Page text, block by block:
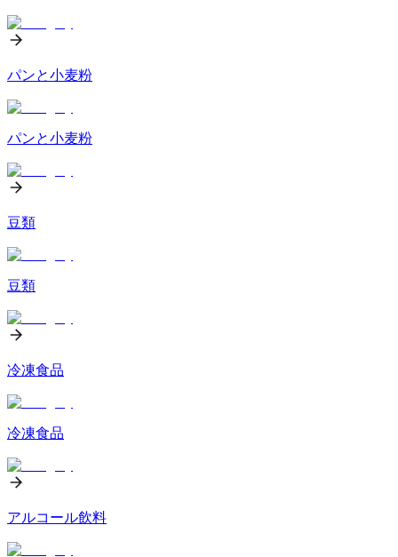
パンと小麦粉
パンと小麦粉
豆類
豆類
冷凍食品
冷凍食品
アルコール飲料